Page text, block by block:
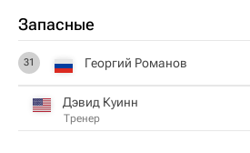
Запасные
31 Георгий Романов
Дэвид Куинн
Тренер